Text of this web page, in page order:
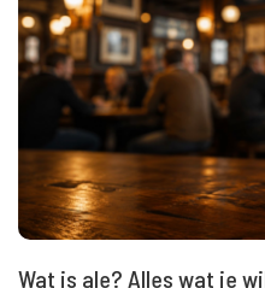
Wat is ale? Alles wat je